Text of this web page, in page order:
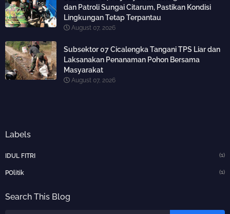
dan Patroli Sungai Citarum, Pastikan Kondisi
Lingkungan Tetap Terpantau
August 07, 2026
Subsektor 07 Cicalengka Tangani TPS Liar dan
Laksanakan Penanaman Pohon Bersama
Masyarakat
August 07, 2026
Labels
IDUL FITRI (1)
POlitik (1)
Search This Blog